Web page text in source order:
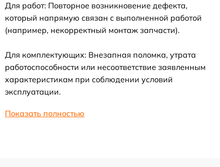
Для работ: Повторное возникновение дефекта,
который напрямую связан с выполненной работой
(например, некорректный монтаж запчасти).
Для комплектующих: Внезапная поломка, утрата
работоспособности или несоответствие заявленным
характеристикам при соблюдении условий
эксплуатации.
Показать полностью